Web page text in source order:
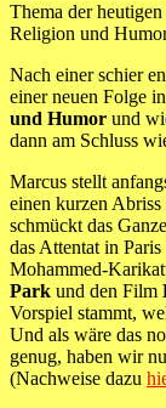
Thema der
Religion und
Nach einer schier
einer neuen Folge
und Humor und
dann am Schluss
Marcus stellt
einen kurzen
schmückt das
das Attentat in
Mohammed-
Park und den Film
Vorspiel stammt,
Und als wäre das
genug, haben wir
(Nachweise dazu